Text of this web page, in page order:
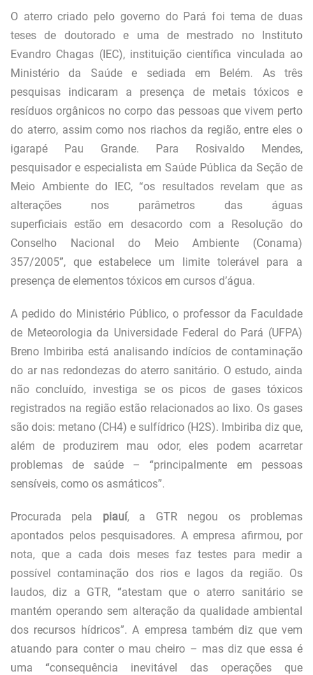
O aterro criado pelo governo do Pará foi tema de duas
teses de doutorado e uma de mestrado no Instituto
Evandro Chagas (IEC), instituição científica vinculada ao
Ministério da Saúde e sediada em Belém. As três
pesquisas indicaram a presença de metais tóxicos e
resíduos orgânicos no corpo das pessoas que vivem perto
do aterro, assim como nos riachos da região, entre eles o
igarapé Pau Grande. Para Rosivaldo Mendes,
pesquisador e especialista em Saúde Pública da Seção de
Meio Ambiente do IEC, “os resultados revelam que as
alterações nos parâmetros das águas
superficiais estão em desacordo com a Resolução do
Conselho Nacional do Meio Ambiente (Conama)
357/2005”, que estabelece um limite tolerável para a
presença de elementos tóxicos em cursos d’água.
A pedido do Ministério Público, o professor da Faculdade
de Meteorologia da Universidade Federal do Pará (UFPA)
Breno Imbiriba está analisando indícios de contaminação
do ar nas redondezas do aterro sanitário. O estudo, ainda
não concluído, investiga se os picos de gases tóxicos
registrados na região estão relacionados ao lixo. Os gases
são dois: metano (CH4) e sulfídrico (H2S). Imbiriba diz que,
além de produzirem mau odor, eles podem acarretar
problemas de saúde – “principalmente em pessoas
sensíveis, como os asmáticos”.
Procurada pela piauí, a GTR negou os problemas
apontados pelos pesquisadores. A empresa afirmou, por
nota, que a cada dois meses faz testes para medir a
possível contaminação dos rios e lagos da região. Os
laudos, diz a GTR, “atestam que o aterro sanitário se
mantém operando sem alteração da qualidade ambiental
dos recursos hídricos”. A empresa também diz que vem
atuando para conter o mau cheiro – mas diz que essa é
uma “consequência inevitável das operações que